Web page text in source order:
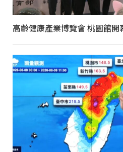
高齡健康產業博覽會 桃園館開